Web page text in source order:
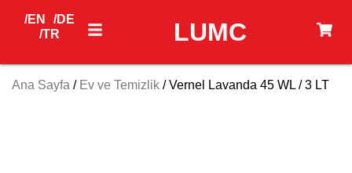
LUMC
/EN
/DE
/TR
Ana Sayfa / Ev ve Temizlik / Vernel Lavanda 45 WL / 3 LT